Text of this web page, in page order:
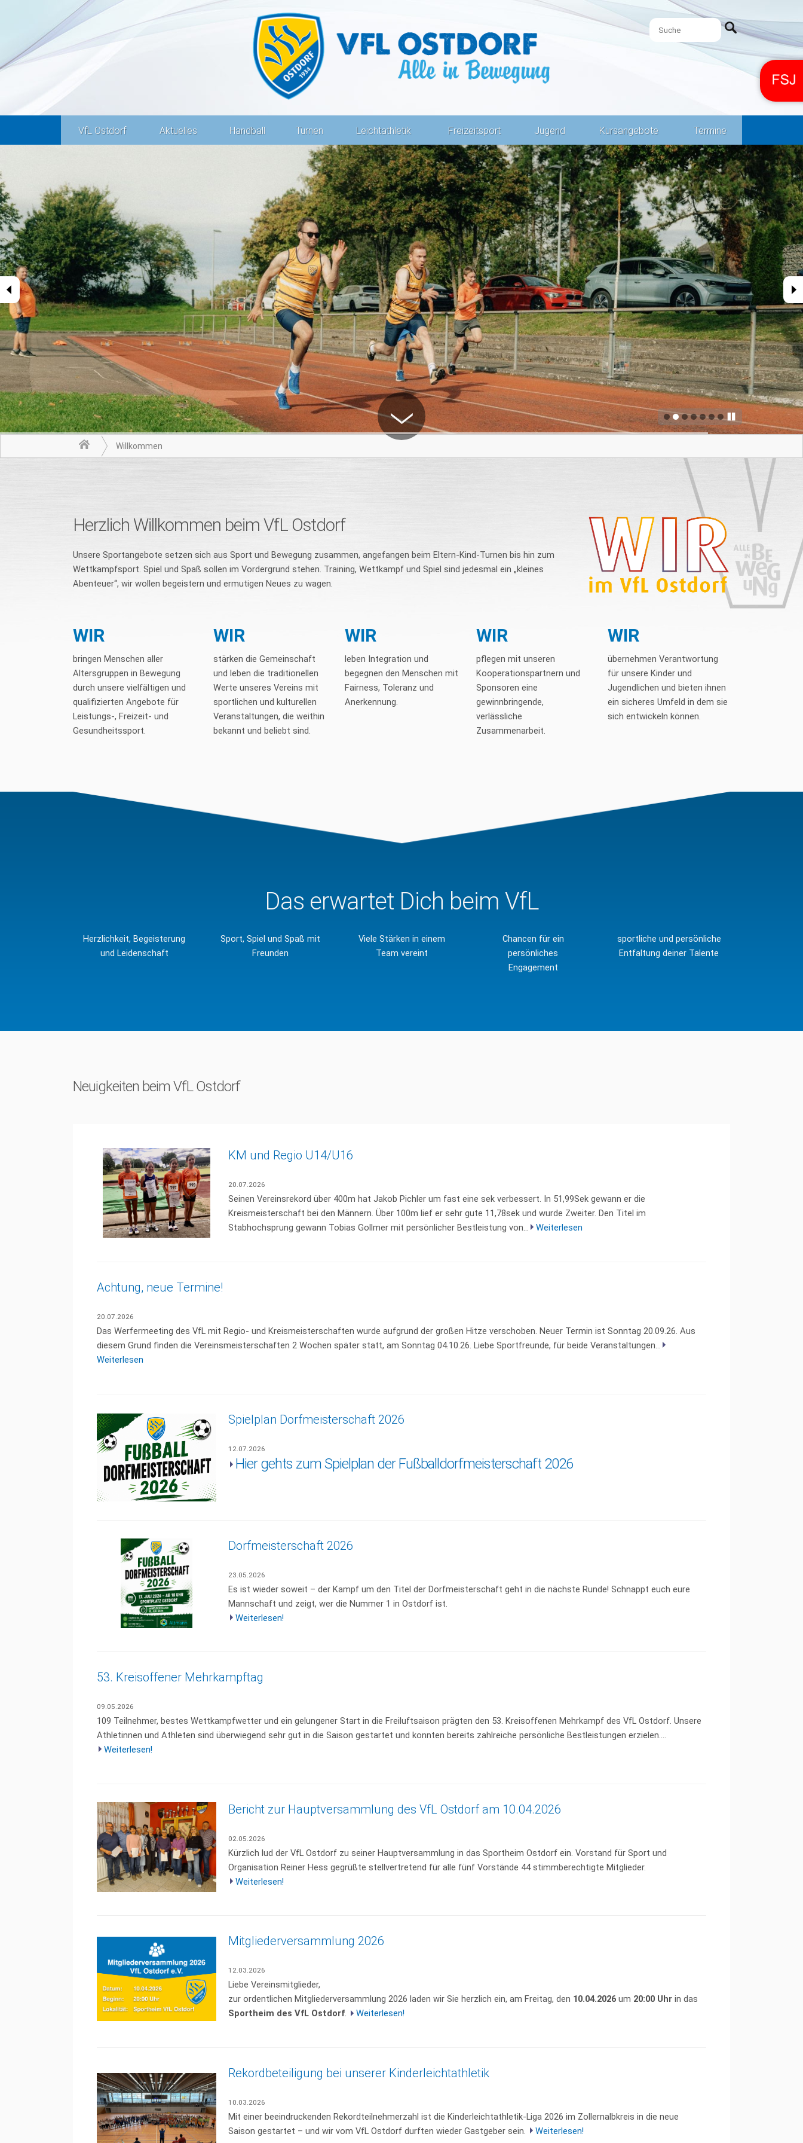
VfL Ostdorf Aktuelles Handball Turnen Leichtathletik Freizeitsport Jugend Kursangebote Termine
Willkommen
Herzlich Willkommen beim VfL Ostdorf
Unsere Sportangebote setzen sich aus Sport und Bewegung zusammen, angefangen beim Eltern-Kind-Turnen bis hin zum
Wettkampfsport. Spiel und Spaß sollen im Vordergrund stehen. Training, Wettkampf und Spiel sind jedesmal ein „kleines
Abenteuer“, wir wollen begeistern und ermutigen Neues zu wagen.
WIR
bringen Menschen aller
Altersgruppen in Bewegung
durch unsere vielfältigen und
qualifizierten Angebote für
Leistungs-, Freizeit- und
Gesundheitssport.
WIR
stärken die Gemeinschaft
und leben die traditionellen
Werte unseres Vereins mit
sportlichen und kulturellen
Veranstaltungen, die weithin
bekannt und beliebt sind.
WIR
leben Integration und
begegnen den Menschen mit
Fairness, Toleranz und
Anerkennung.
WIR
pflegen mit unseren
Kooperationspartnern und
Sponsoren eine
gewinnbringende,
verlässliche
Zusammenarbeit.
WIR
übernehmen Verantwortung
für unsere Kinder und
Jugendlichen und bieten ihnen
ein sicheres Umfeld in dem sie
sich entwickeln können.
Das erwartet Dich beim VfL
Herzlichkeit, Begeisterung
und Leidenschaft
Sport, Spiel und Spaß mit
Freunden
Viele Stärken in einem
Team vereint
Chancen für ein
persönliches
Engagement
sportliche und persönliche
Entfaltung deiner Talente
Neuigkeiten beim VfL Ostdorf
KM und Regio U14/U16
20.07.2026
Seinen Vereinsrekord über 400m hat Jakob Pichler um fast eine sek verbessert. In 51,99Sek gewann er die
Kreismeisterschaft bei den Männern. Über 100m lief er sehr gute 11,78sek und wurde Zweiter. Den Titel im
Stabhochsprung gewann Tobias Gollmer mit persönlicher Bestleistung von...
Weiterlesen
Achtung, neue Termine!
20.07.2026
Das Werfermeeting des VfL mit Regio- und Kreismeisterschaften wurde aufgrund der großen Hitze verschoben. Neuer Termin ist Sonntag 20.09.26. Aus
diesem Grund finden die Vereinsmeisterschaften 2 Wochen später statt, am Sonntag 04.10.26. Liebe Sportfreunde, für beide Veranstaltungen...
Weiterlesen
Spielplan Dorfmeisterschaft 2026
12.07.2026
Hier gehts zum Spielplan der Fußballdorfmeisterschaft 2026
Dorfmeisterschaft 2026
23.05.2026
Es ist wieder soweit – der Kampf um den Titel der Dorfmeisterschaft geht in die nächste Runde! Schnappt euch eure
Mannschaft und zeigt, wer die Nummer 1 in Ostdorf ist.
Weiterlesen!
53. Kreisoffener Mehrkampftag
09.05.2026
109 Teilnehmer, bestes Wettkampfwetter und ein gelungener Start in die Freiluftsaison prägten den 53. Kreisoffenen Mehrkampf des VfL Ostdorf. Unsere
Athletinnen und Athleten sind überwiegend sehr gut in die Saison gestartet und konnten bereits zahlreiche persönliche Bestleistungen erzielen....
Weiterlesen!
Bericht zur Hauptversammlung des VfL Ostdorf am 10.04.2026
02.05.2026
Kürzlich lud der VfL Ostdorf zu seiner Hauptversammlung in das Sportheim Ostdorf ein. Vorstand für Sport und
Organisation Reiner Hess gegrüßte stellvertretend für alle fünf Vorstände 44 stimmberechtigte Mitglieder.
Weiterlesen!
Mitgliederversammlung 2026
12.03.2026
Liebe Vereinsmitglieder,
zur ordentlichen Mitgliederversammlung 2026 laden wir Sie herzlich ein, am Freitag, den 10.04.2026 um 20:00 Uhr in das
Sportheim des VfL Ostdorf. Weiterlesen!
Rekordbeteiligung bei unserer Kinderleichtathletik
10.03.2026
Mit einer beeindruckenden Rekordteilnehmerzahl ist die Kinderleichtathletik-Liga 2026 im Zollernalbkreis in die neue
Saison gestartet – und wir vom VfL Ostdorf durften wieder Gastgeber sein.
Weiterlesen!